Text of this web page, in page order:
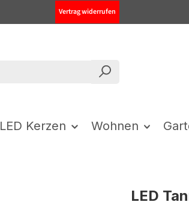
Vertrag widerrufen
LED Kerzen Wohnen
LED